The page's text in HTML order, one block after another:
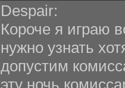
Despair:
Короче я играю
нужно узнать
допустим
эту ночь